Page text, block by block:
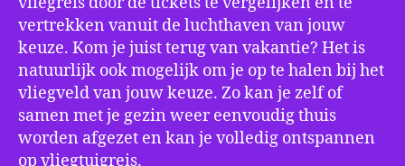
vertrekken vanuit de luchthaven van jouw
keuze. Kom je juist terug van vakantie? Het is
natuurlijk ook mogelijk om je op te halen bij het
vliegveld van jouw keuze. Zo kan je zelf of
samen met je gezin weer eenvoudig thuis
worden afgezet en kan je volledig ontspannen
op vliegtuigreis.